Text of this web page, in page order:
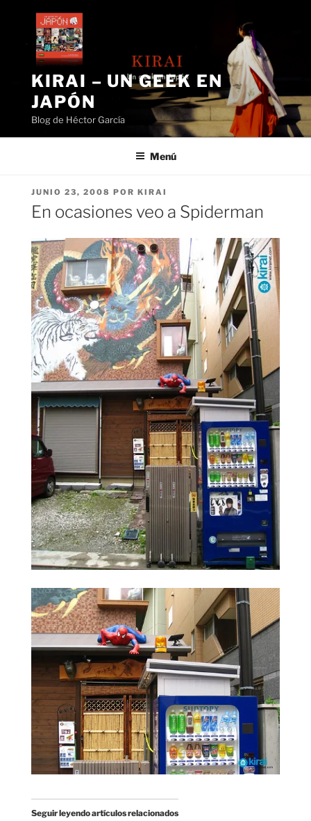
contenido
KIRAI – UN GEEK EN
JAPÓN
Blog de Héctor García
Menú
PUBLICADO
EL
JUNIO 23, 2008 POR KIRAI
En ocasiones veo a Spiderman
Seguir leyendo artículos relacionados